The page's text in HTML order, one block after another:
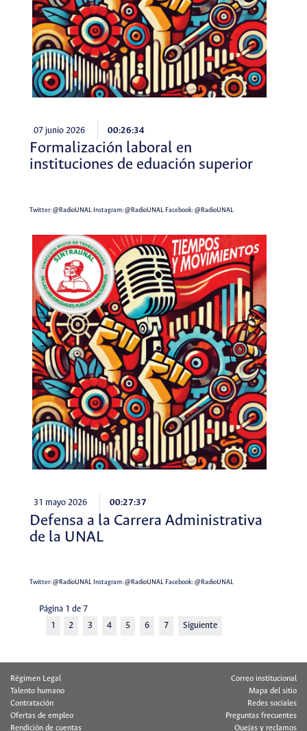
07 junio 2026 00:26:34
Formalización laboral en
instituciones de eduación superior
Twitter:@RadioUNALInstagram:@RadioUNALFacebook:@RadioUNAL
31 mayo 2026 00:27:37
Defensa a la Carrera Administrativa
de la UNAL
Twitter:@RadioUNALInstagram:@RadioUNALFacebook:@RadioUNAL
Página 1 de 7
1
2 3 4 5 6 7 Siguiente
Régimen Legal
Talento humano
Contratación
Ofertas de empleo
Rendición de cuentas
Correo institucional
Mapa del sitio
Redes sociales
Preguntas frecuentes
Quejas y reclamos